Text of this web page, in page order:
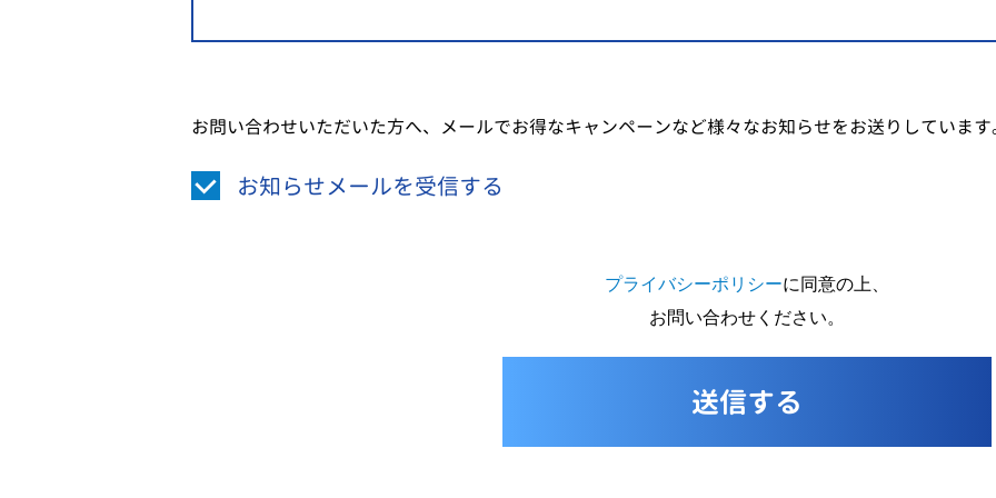
お問い合わせいただいた方へ、メールでお得なキャンペーンなど様々なお知らせをお送りしています
お知らせメールを受信する
プライバシーポリシーに同意の上、
お問い合わせください。